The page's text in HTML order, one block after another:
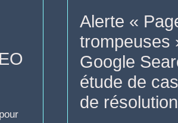
Alerte «
trompeuses
Google
étude de
de